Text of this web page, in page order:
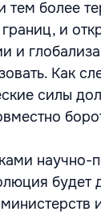
тем более
и
и
Как
силы
научно-
будет